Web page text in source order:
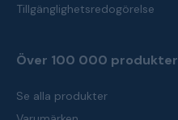
Tillgänglighetsredogörelse
Över 100 000 produkter
Se alla produkter